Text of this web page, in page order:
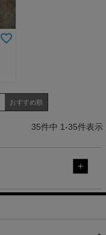
おすすめ順
35件中 1-35件表示